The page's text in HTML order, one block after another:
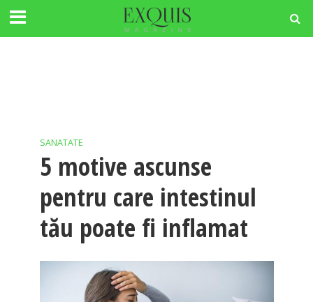
SANATATE
5 motive ascunse
pentru care intestinul
tău poate fi inflamat